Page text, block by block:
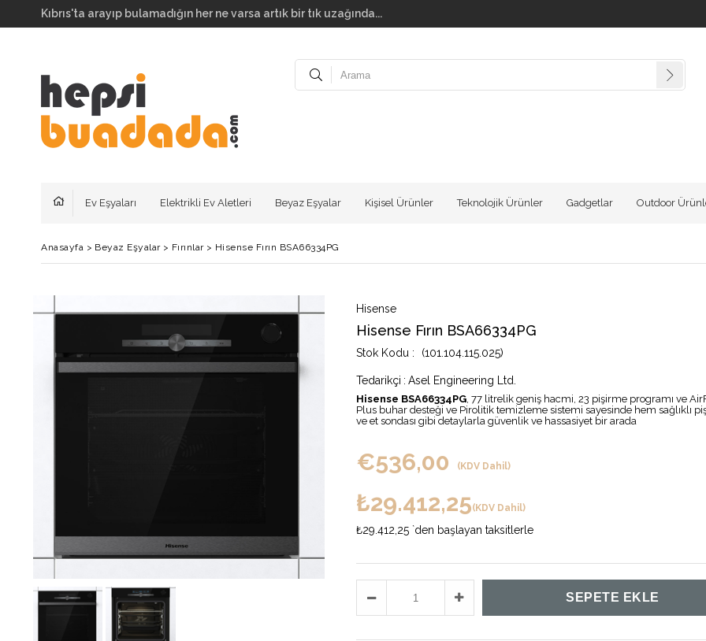
Kıbrıs'ta arayıp bulamadığın her ne varsa artık bir tık uzağında...
Ev Eşyaları Elektrikli Ev Aletleri Beyaz Eşyalar Kişisel Ürünler Teknolojik Ürünler Gadgetlar Outdoor
Anasayfa > Beyaz Eşyalar> Fırınlar> Hisense Fırın BSA66334PG
Hisense
Hisense Fırın BSA66334PG
(101.104.115.025)
Tedarikçi : Asel Engineering Ltd.
Hisense BSA66334PG, 77 litrelik geniş hacmi, 23 pişirme programı ve
Plus buhar desteği ve Pirolitik temizleme sistemi sayesinde hem sağlıklı
ve et sondası gibi detaylarla güvenlik ve hassasiyet bir arada
€536,00 (KDV Dahil)
₺29.412,25(KDV Dahil)
₺29.412,25 `den başlayan taksitlerle